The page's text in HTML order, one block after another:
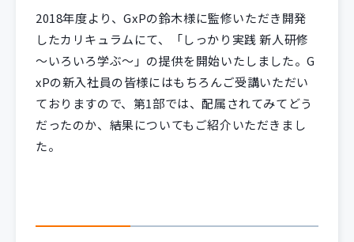
2018年度より、GxPの鈴木様に監修いただき開発
したカリキュラムにて、「しっかり実践 新人研修
～いろいろ学ぶ～」の提供を開始いたしました。G
xPの新入社員の皆様にはもちろんご受講いただい
ておりますので、第1部では、配属されてみてどう
だったのか、結果についてもご紹介いただきまし
た。